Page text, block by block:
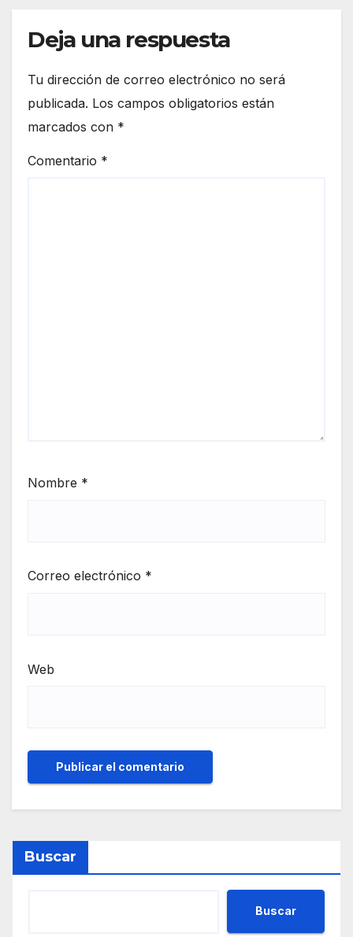
Deja una respuesta
Tu dirección de correo electrónico no será
publicada. Los campos obligatorios están
marcados con *
Comentario *
Nombre *
Correo electrónico *
Web
Buscar
Buscar